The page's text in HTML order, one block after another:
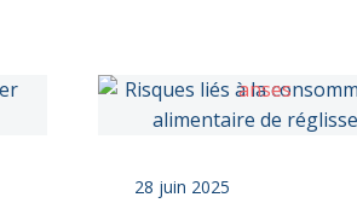
28 juin 2025